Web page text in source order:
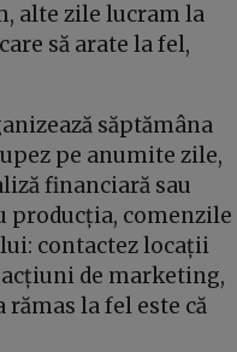
alte zile lucram la
să arate la fel,
săptămâna
pe anumite zile,
financiară sau
producția, comenzile
contactez locații
de marketing,
la fel este că